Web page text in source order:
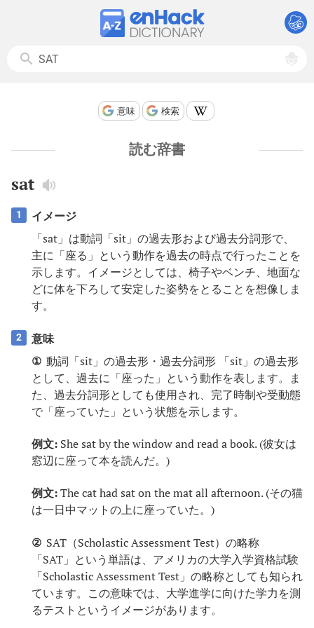
意味 検索
読む辞書
sat
1
イメージ
「sat」は動詞「sit」の過去形および過去分詞形で、
主に「座る」という動作を過去の時点で行ったことを
示します。イメージとしては、椅子やベンチ、地面な
どに体を下ろして安定した姿勢をとることを想像しま
す。
2
意味
① 動詞「sit」の過去形・過去分詞形 「sit」の過去形
として、過去に「座った」という動作を表します。ま
た、過去分詞形としても使用され、完了時制や受動態
で「座っていた」という状態を示します。
例文:She sat by the window and read a book. (彼女は
窓辺に座って本を読んだ。)
例文:The cat had sat on the mat all afternoon. (その猫
は一日中マットの上に座っていた。)
② SAT（Scholastic Assessment Test）の略称
「SAT」という単語は、アメリカの大学入学資格試験
「Scholastic Assessment Test」の略称としても知られ
ています。この意味では、大学進学に向けた学力を測
るテストというイメージがあります。